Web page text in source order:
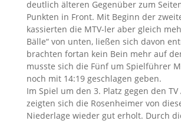
deutlich älteren Gegenüber zum
Punkten in Front. Mit Beginn der
kassierten die MTV-ler aber gleich
Bälle“ von unten, ließen sich davon
brachten fortan kein Bein mehr auf
musste sich die Fünf um Spielführer
noch mit 14:19 geschlagen geben.
Im Spiel um den 3. Platz gegen den TV
zeigten sich die Rosenheimer von
Niederlage wieder gut erholt. Durch